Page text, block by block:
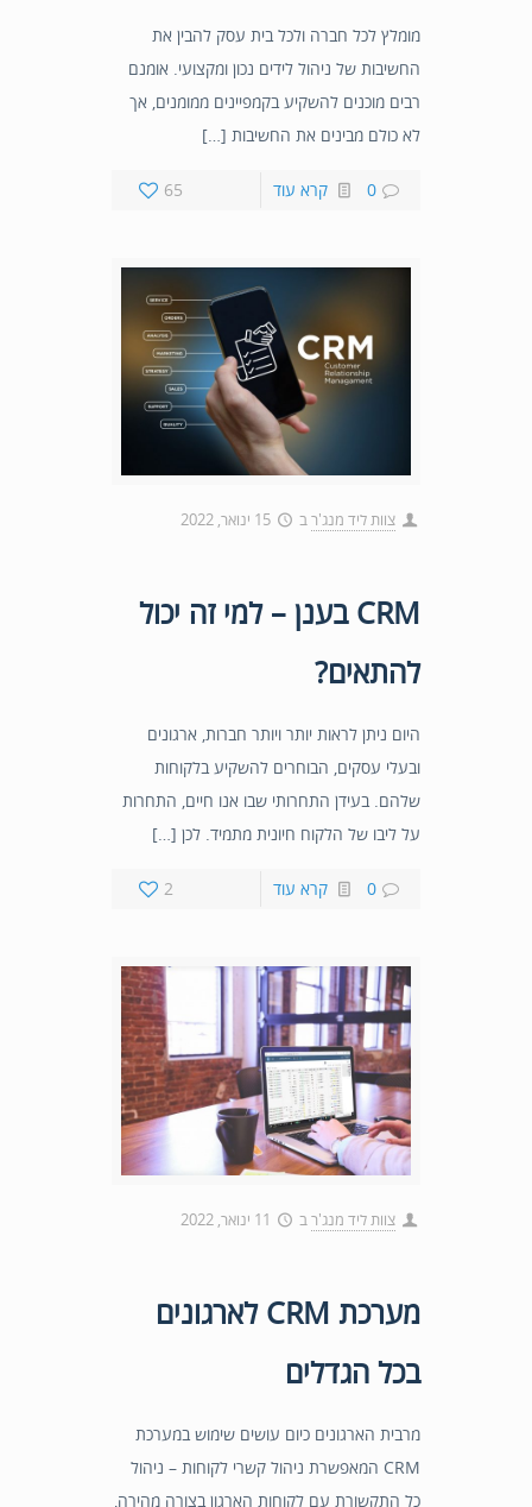
מומלץ לכל חברה ולכל בית עסק להבין את
החשיבות של ניהול לידים נכון ומקצועי. אומנם
רבים מוכנים להשקיע בקמפיינים ממומנים, אך
לא כולם מבינים את החשיבות […]
65 0 קרא עוד
צוות ליד מנג'רב 15 ינואר, 2022
CRM בענן – למי זה יכול
להתאים?
היום ניתן לראות יותר ויותר חברות, ארגונים
ובעלי עסקים, הבוחרים להשקיע בלקוחות
שלהם. בעידן התחרותי שבו אנו חיים, התחרות
על ליבו של הלקוח חיונית מתמיד. לכן […]
2 0 קרא עוד
צוות ליד מנג'רב 11 ינואר, 2022
מערכת CRM לארגונים
בכל הגדלים
מרבית הארגונים כיום עושים שימוש במערכת
CRM המאפשרת ניהול קשרי לקוחות – ניהול
כל התקשורת עם לקוחות הארגון בצורה מהירה,